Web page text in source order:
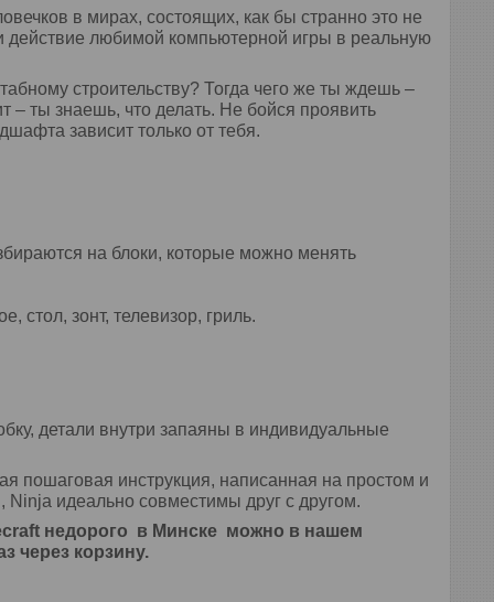
в мирах, состоящих, как бы странно это не
действие любимой компьютерной игры в реальную
строительству? Тогда чего же ты ждешь –
– ты знаешь, что делать. Не бойся проявить
зависит только от тебя.
на блоки, которые можно менять
стол, зонт, телевизор, гриль.
детали внутри запаяны в индивидуальные
пошаговая инструкция, написанная на простом и
идеально совместимы друг с другом.
недорого в Минске можно в нашем
через корзину.